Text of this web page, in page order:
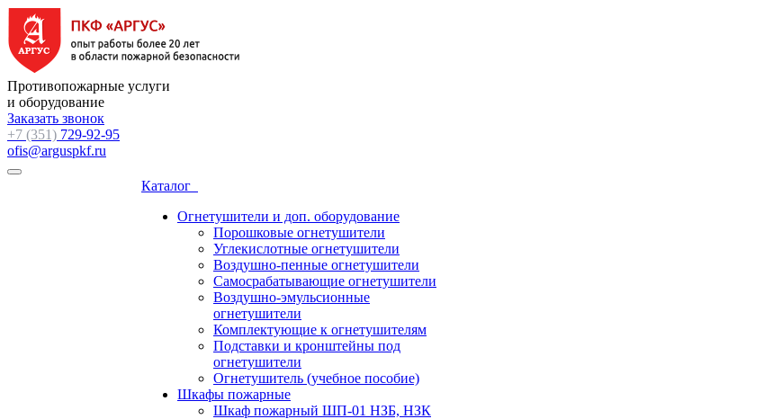
Противопожарные услуги
и оборудование
Заказать звонок
+7 (351) 729-92-95
ofis@arguspkf.ru
Каталог
Огнетушители и доп. оборудование
Порошковые огнетушители
Углекислотные огнетушители
Воздушно-пенные огнетушители
Самосрабатывающие огнетушители
Воздушно-эмульсионные
огнетушители
Комплектующие к огнетушителям
Подставки и кронштейны под
огнетушители
Огнетушитель (учебное пособие)
Шкафы пожарные
Шкаф пожарный ШП-01 НЗБ, НЗК